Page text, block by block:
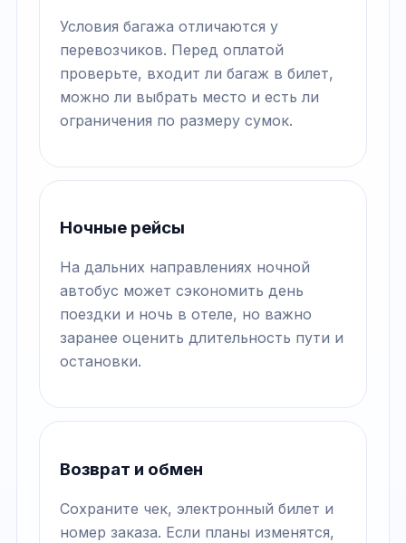
Условия багажа отличаются у
перевозчиков. Перед оплатой
проверьте, входит ли багаж в билет,
можно ли выбрать место и есть ли
ограничения по размеру сумок.
Ночные рейсы
На дальних направлениях ночной
автобус может сэкономить день
поездки и ночь в отеле, но важно
заранее оценить длительность пути и
остановки.
Возврат и обмен
Сохраните чек, электронный билет и
номер заказа. Если планы изменятся,